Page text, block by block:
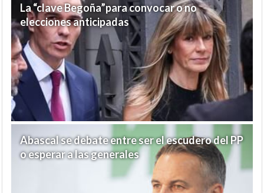
La “clave Begoña”para convocar o no
elecciones anticipadas
Abascal se debate entre ser el escudero del PP
o esperar a las generales